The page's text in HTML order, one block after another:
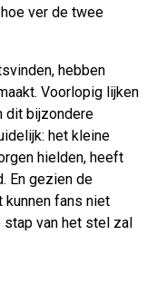
ver de twee
hebben
Voorlopig lijken
dit bijzondere
het kleine
hielden, heeft
En gezien de
kunnen fans niet
van het stel zal